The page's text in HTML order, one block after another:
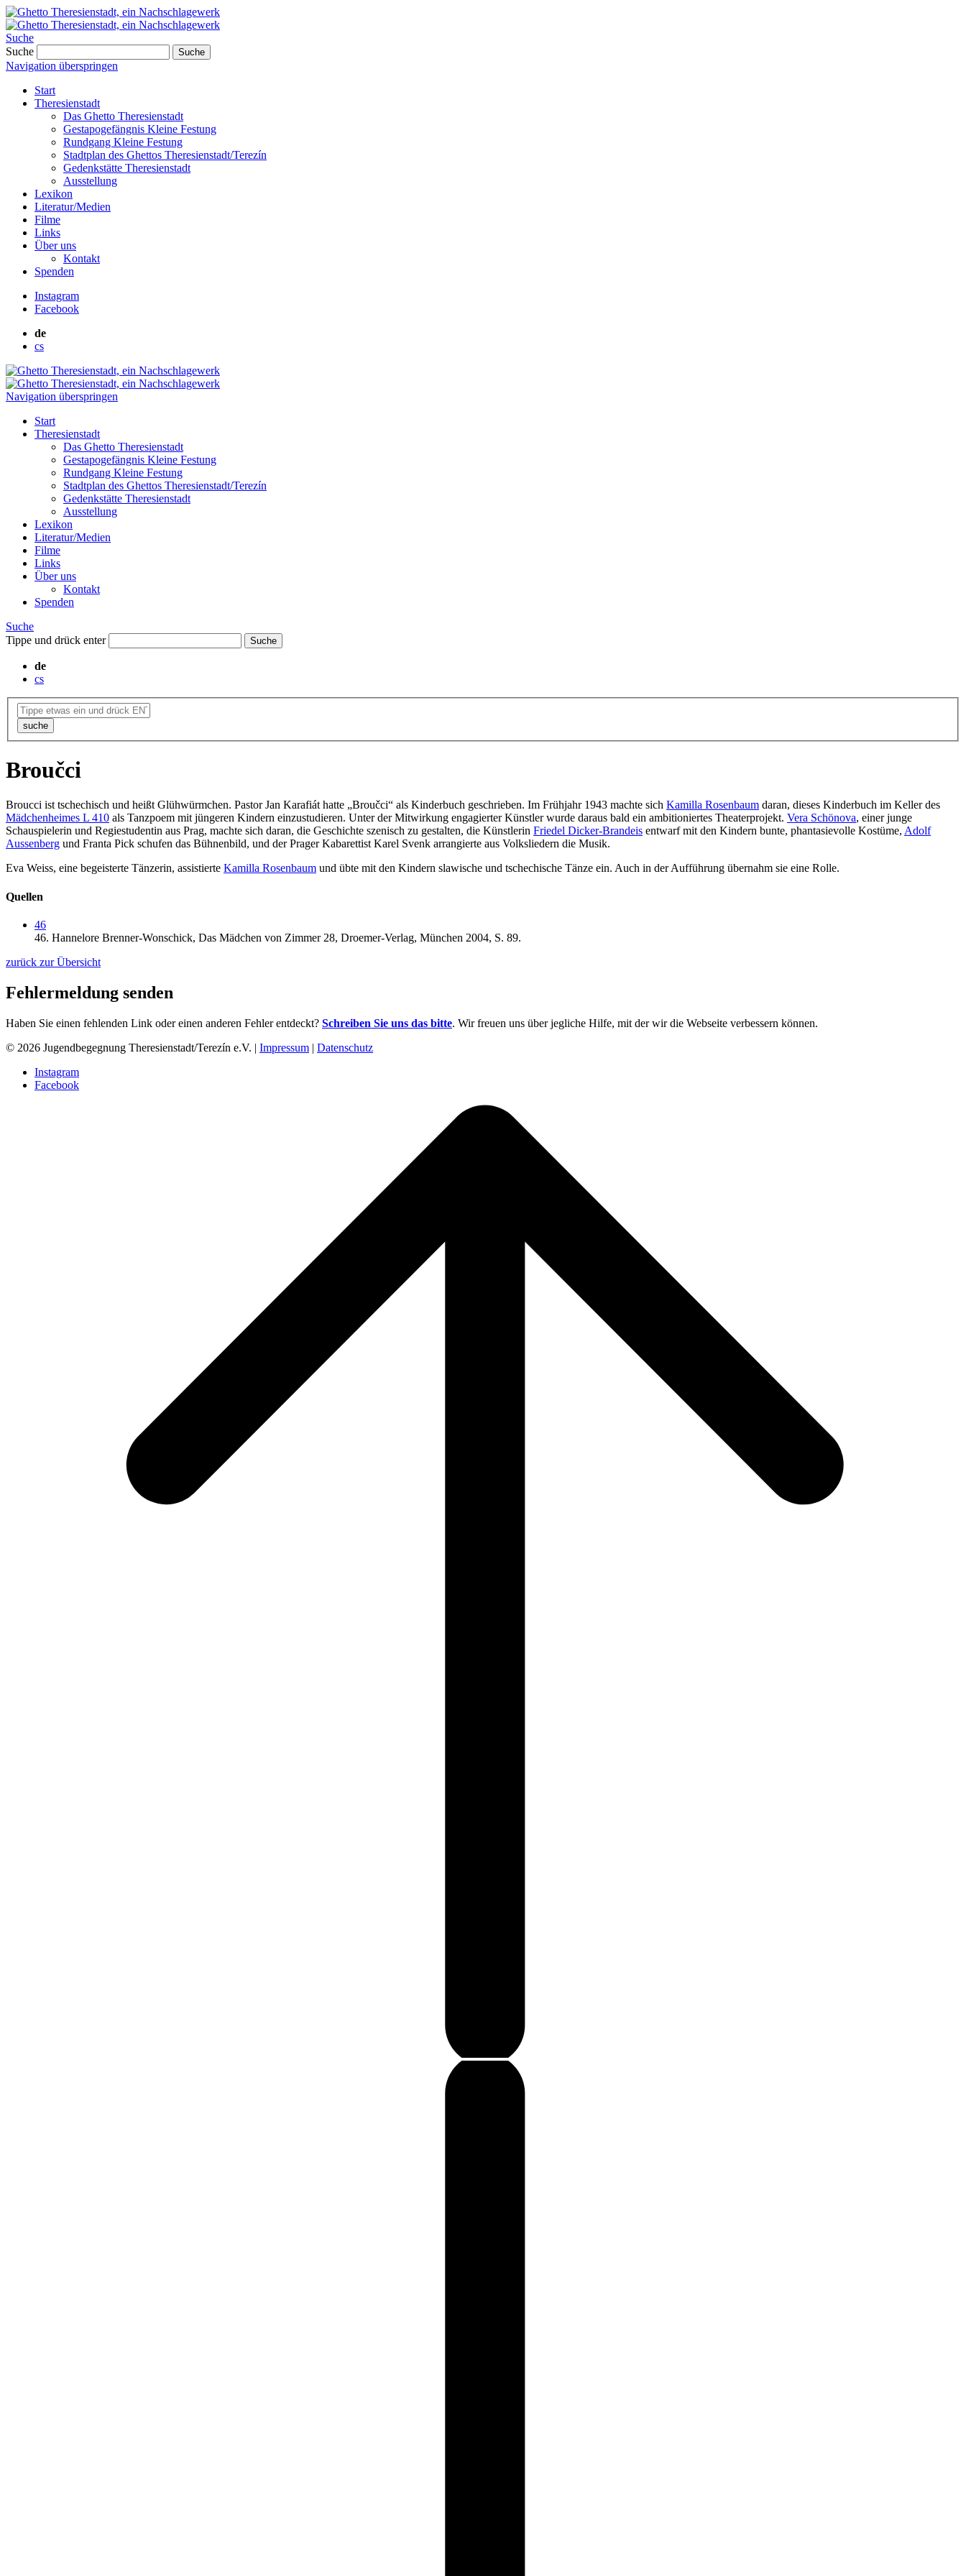
Suche
Suche
Suche
Navigation überspringen
Start
Theresienstadt
Das Ghetto Theresienstadt
Gestapogefängnis Kleine Festung
Rundgang Kleine Festung
Stadtplan des Ghettos Theresienstadt/Terezín
Gedenkstätte Theresienstadt
Ausstellung
Lexikon
Literatur/Medien
Filme
Links
Über uns
Kontakt
Spenden
Instagram
Facebook
de
cs
Navigation überspringen
Start
Theresienstadt
Das Ghetto Theresienstadt
Gestapogefängnis Kleine Festung
Rundgang Kleine Festung
Stadtplan des Ghettos Theresienstadt/Terezín
Gedenkstätte Theresienstadt
Ausstellung
Lexikon
Literatur/Medien
Filme
Links
Über uns
Kontakt
Spenden
Suche
Tippe und drück enter
Suche
de
cs
suche
Broučci
Broucci ist tschechisch und heißt Glühwürmchen. Pastor Jan Karafiát hatte „Broučci“ als Kinderbuch geschrieben. Im Frühjahr 1943 machte sich Kamilla Rosenbaum daran, dieses Kinderbuch im Keller des
Mädchenheimes L 410 als Tanzpoem mit jüngeren Kindern einzustudieren. Unter der Mitwirkung engagierter Künstler wurde daraus bald ein ambitioniertes Theaterprojekt. Vera Schönova, einer junge
Schauspielerin und Regiestudentin aus Prag, machte sich daran, die Geschichte szenisch zu gestalten, die Künstlerin Friedel Dicker-Brandeis entwarf mit den Kindern bunte, phantasievolle Kostüme, Adolf
Aussenberg und Franta Pick schufen das Bühnenbild, und der Prager Kabarettist Karel Svenk arrangierte aus Volksliedern die Musik.
Eva Weiss, eine begeisterte Tänzerin, assistierte Kamilla Rosenbaum und übte mit den Kindern slawische und tschechische Tänze ein. Auch in der Aufführung übernahm sie eine Rolle.
Quellen
46
46. Hannelore Brenner-Wonschick, Das Mädchen von Zimmer 28, Droemer-Verlag, München 2004, S. 89.
zurück zur Übersicht
Fehlermeldung senden
Haben Sie einen fehlenden Link oder einen anderen Fehler entdeckt? Schreiben Sie uns das bitte. Wir freuen uns über jegliche Hilfe, mit der wir die Webseite verbessern können.
© 2026 Jugendbegegnung Theresienstadt/Terezín e.V. | Impressum | Datenschutz
Instagram
Facebook